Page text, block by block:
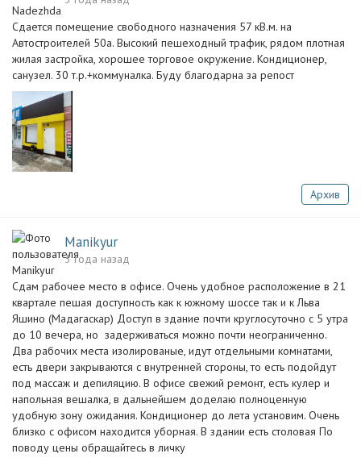
Сдается помещение свободного назначения 57 кВ.м. на
Автостроителей 50а. Высокий пешеходный трафик, рядом плотная
жилая застройка, хорошее торговое окружение. Кондиционер,
санузел. 30 т.р.+коммуналка. Буду благодарна за репост
Архив
Manikyur
3 года назад
Сдам рабочее место в офисе. Очень удобное расположение в 21
квартале пешая доступность как к южному шоссе так и к Льва
Яшино (Мадагаскар) Доступ в здание почти круглосуточно с 5 утра
до 10 вечера, но задерживаться можно почти неограниченно.
Два рабочих места изолированые, идут отдельными комнатами,
есть двери закрываются с внутренней стороны, то есть подойдут
под массаж и депиляцию. В офисе свежий ремонт, есть кулер и
напольная вешалка, в дальнейшем доделаю полноценную
удобную зону ожидания. Кондиционер до лета установим. Очень
близко с офисом находится уборная. В здании есть столовая По
поводу цены обращайтесь в личку